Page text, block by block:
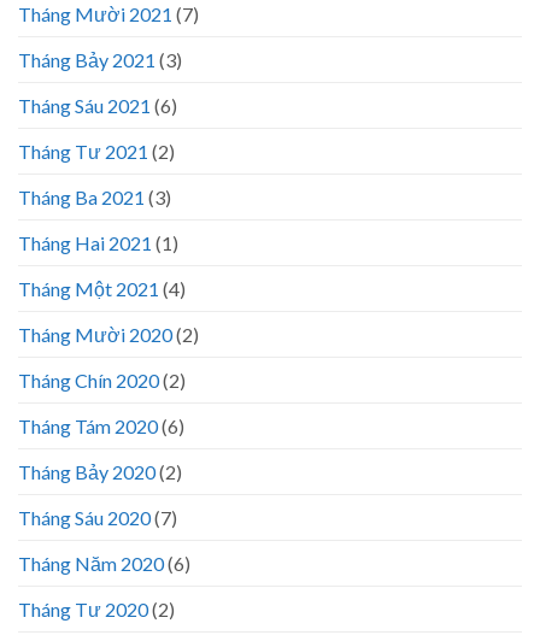
Tháng Mười 2021 (7)
Tháng Bảy 2021 (3)
Tháng Sáu 2021 (6)
Tháng Tư 2021 (2)
Tháng Ba 2021 (3)
Tháng Hai 2021 (1)
Tháng Một 2021 (4)
Tháng Mười 2020(2)
Tháng Chín 2020(2)
Tháng Tám 2020(6)
Tháng Bảy 2020(2)
Tháng Sáu 2020(7)
Tháng Năm 2020(6)
Tháng Tư 2020(2)